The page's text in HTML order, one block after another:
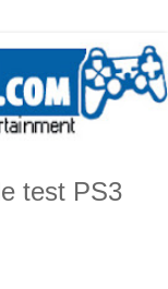
test PS3